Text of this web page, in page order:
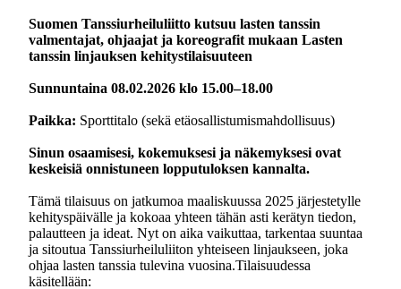
Suomen Tanssiurheiluliitto kutsuu lasten tanssin
valmentajat, ohjaajat ja koreografit mukaan Lasten
tanssin linjauksen kehitystilaisuuteen
Sunnuntaina 08.02.2026 klo 15.00–18.00
Paikka: Sporttitalo (sekä etäosallistumismahdollisuus)
Sinun osaamisesi, kokemuksesi ja näkemyksesi ovat
keskeisiä onnistuneen lopputuloksen kannalta.
Tämä tilaisuus on jatkumoa maaliskuussa 2025 järjestetylle
kehityspäivälle ja kokoaa yhteen tähän asti kerätyn tiedon,
palautteen ja ideat. Nyt on aika vaikuttaa, tarkentaa suuntaa
ja sitoutua Tanssiurheiluliiton yhteiseen linjaukseen, joka
ohjaa lasten tanssia tulevina vuosina.Tilaisuudessa
käsitellään: